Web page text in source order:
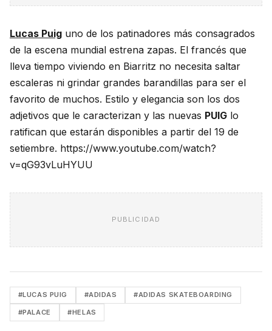
Lucas Puig uno de los patinadores más consagrados
de la escena mundial estrena zapas. El francés que
lleva tiempo viviendo en Biarritz no necesita saltar
escaleras ni grindar grandes barandillas para ser el
favorito de muchos. Estilo y elegancia son los dos
adjetivos que le caracterizan y las nuevas PUIG lo
ratifican que estarán disponibles a partir del 19 de
setiembre. https://www.youtube.com/watch?
v=qG93vLuHYUU
PUBLICIDAD
#LUCAS PUIG #ADIDAS #ADIDAS SKATEBOARDING
#PALACE #HELAS